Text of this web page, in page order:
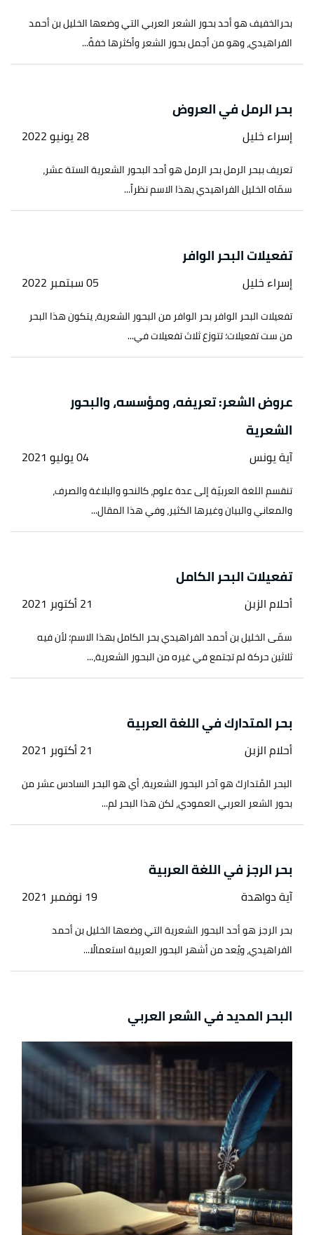
بحرالخفيف هو أحد بحور الشعر العربي التي وضعها الخليل بن أحمد
الفراهيدي، وهو من أجمل بحور الشعر وأكثرها خفةً...
بحر الرمل في العروض
إسراء خليل 28 يونيو 2022
تعريف ببحر الرمل بحر الرمل هو أحد البحور الشعرية الستة عشر،
سمّاه الخليل الفراهيدي بهذا الاسم نظراً...
تفعيلات البحر الوافر
إسراء خليل 05 سبتمبر 2022
تفعيلات البحر الوافر بحر الوافر من البحور الشعرية، يتكون هذا البحر
من ست تفعيلات؛ تتوزع ثلاث تفعيلات في...
عروض الشعر: تعريفه، ومؤسسه، والبحور
الشعرية
آية يونس 04 يوليو 2021
تنقسم اللغة العربيّة إلى عدة علوم، كالنحو والبلاغة والصرف،
والمعاني والبيان وغيرها الكثير، وفي هذا المقال...
تفعيلات البحر الكامل
أحلام الزبن 21 أكتوبر 2021
سمّى الخليل بن أحمد الفراهيدي بحر الكامل بهذا الاسم؛ لأن فيه
ثلاثين حركة لم تجتمع في غيره من البحور الشعرية،...
بحر المتدارك في اللغة العربية
أحلام الزبن 21 أكتوبر 2021
البحر المُتدارك هو آخر البحور الشعرية، أي هو البحر السادس عشر من
بحور الشعر العربي العمودي، لكن هذا البحر لم...
بحر الرجز في اللغة العربية
آية دواهدة 19 نوفمبر 2021
بحر الرجز هو أحد البحور الشعرية التي وضعها الخليل بن أحمد
الفراهيدي، ويُعد من أشهر البحور العربية استعمالًا...
البحر المديد في الشعر العربي